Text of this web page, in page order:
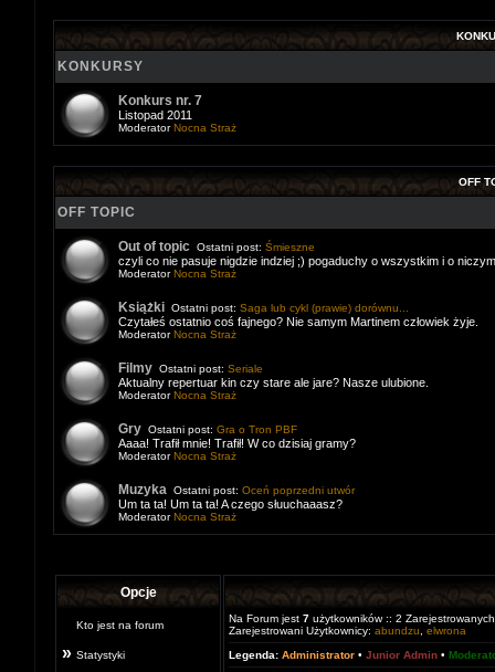
KONKURSY
Konkurs nr. 7
Listopad 2011
ModeratorNocna Straż
OFF
OFF TOPIC
Out of topic Ostatni post: Śmieszne
czyli co nie pasuje nigdzie indziej ;) pogaduchy o wszystkim i o
ModeratorNocna Straż
Książki Ostatni post: Saga lub cykl (prawie) dorównu...
Czytałeś ostatnio coś fajnego? Nie samym Martinem człowiek żyje.
ModeratorNocna Straż
Filmy Ostatni post: Seriale
Aktualny repertuar kin czy stare ale jare? Nasze ulubione.
ModeratorNocna Straż
Gry Ostatni post: Gra o Tron PBF
Aaaa! Trafił mnie! Trafił! W co dzisiaj gramy?
ModeratorNocna Straż
Muzyka Ostatni post: Oceń poprzedni utwór
Um ta ta! Um ta ta! A czego słuuchaaasz?
ModeratorNocna Straż
Opcje
Kto jest na forum
» Statystyki
Na Forum jest 7 użytkowników :: 2
Zarejestrowani Użytkownicy: abundzu
elwrona
Legenda: Administrator • Junior Admin •